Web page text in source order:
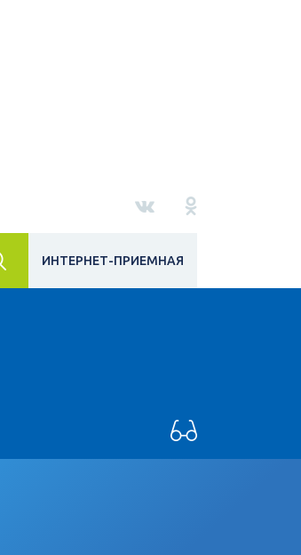
ИНТЕРНЕТ-ПРИЕМНАЯ